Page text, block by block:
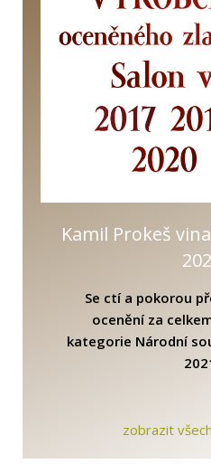
Kamil Prokeš
Se ctí a pokorou
ocenění za
kategorie Národní
zobrazit